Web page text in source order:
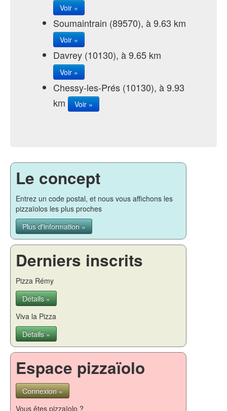
Voir »
Soumaintrain (89570), à 9.63 km
Voir »
Davrey (10130), à 9.65 km
Voir »
Chessy-les-Prés (10130), à 9.93
km
Voir »
Le concept
Entrez un code postal, et nous vous affichons les
pizzaïolos les plus proches
Plus d'information »
Derniers inscrits
Pizza Rémy
Détails »
Viva la Pizza
Détails »
Espace pizzaïolo
Connexion »
Vous êtes pizzaïolo ?